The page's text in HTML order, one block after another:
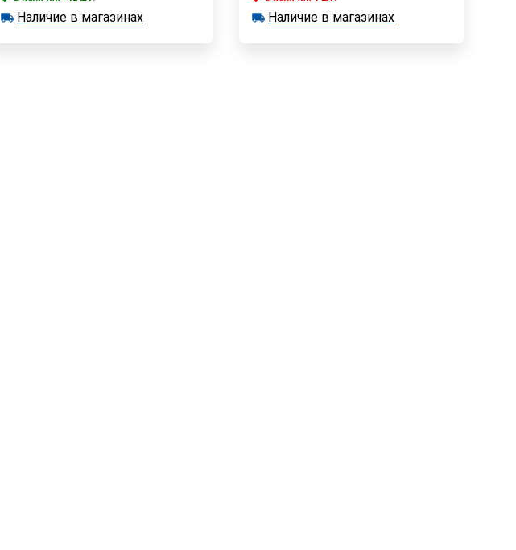
В корзину
в наличии >12 шт.
Наличие в магазинах В корзину
в наличии 1 шт.
Наличие в магазинах